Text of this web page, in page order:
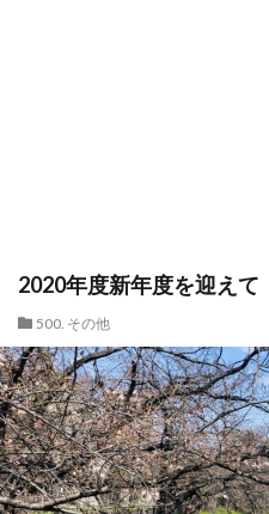
2020年度新年度を迎えて
500. その他